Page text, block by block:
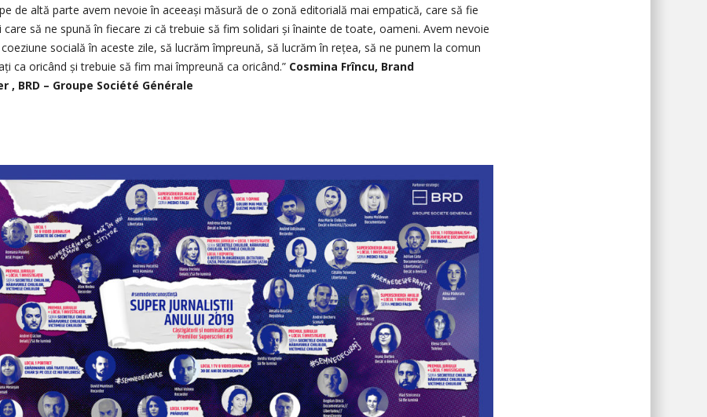
de altă parte avem nevoie în aceeași măsură de o zonă editorială mai empatică, care să fie
să ne spună în fiecare zi că trebuie să fim solidari și înainte de toate, oameni. Avem nevoie
socială în aceste zile, să lucrăm împreună, să lucrăm în rețea, să ne punem la comun
ca oricând și trebuie să fim mai împreună ca oricând.” Cosmina Frîncu, Brand
, BRD – Groupe Société Générale